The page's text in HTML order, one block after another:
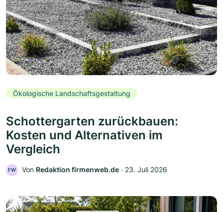
Ökologische Landschaftsgestaltung
Schottergarten zurückbauen:
Kosten und Alternativen im
Vergleich
FW Von Redaktion firmenweb.de ‧ 23. Juli 2026